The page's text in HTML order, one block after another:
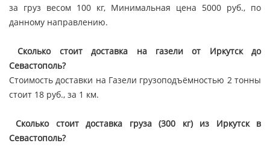
за груз весом 100 кг, Минимальная цена 5000 руб., по
данному направлению.
Сколько стоит доставка на газели от Иркутск до
Севастополь?
Стоимость доставки на Газели грузоподъёмностью 2 тонны
стоит 18 руб., за 1 км.
Сколько стоит доставка груза (300 кг) из Иркутск в
Севастополь?